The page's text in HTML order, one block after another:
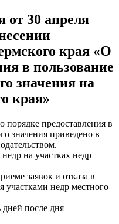
от 30 апреля
края «О
в пользование
значения на
края»
порядке предоставления в
значения приведено в
на участках недр
заявок и отказа в
участками недр местного
дней после дня